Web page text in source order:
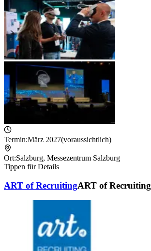
Termin:März 2027(voraussichtlich)
Ort:Salzburg, Messezentrum Salzburg
Tippen für Details
ART of RecruitingART of Recruiting